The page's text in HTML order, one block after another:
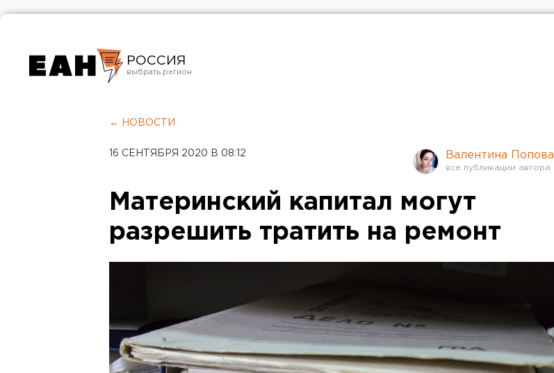
РОССИЯ
Челябинск
← НОВОСТИ
16 СЕНТЯБРЯ 2020 В 08:12 Валентина Попова
Материнский капитал могут
разрешить тратить на ремонт